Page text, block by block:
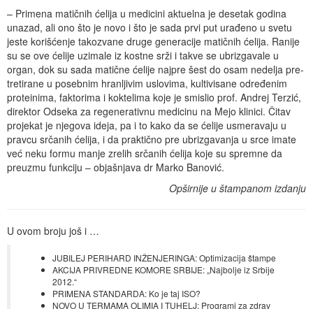
– Primena matičnih ćelija u medicini aktuelna je desetak godina
unazad, ali ono što je novo i što je sada prvi put urađeno u svetu
jeste korišćenje takozvane druge generacije matičnih ćelija. Ranije
su se ove ćelije uzimale iz kostne srži i takve se ubrizgavale u
organ, dok su sada matične ćelije najpre šest do osam nedelja pre-
tretirane u posebnim hranljivim uslovima, kultivisane određenim
proteinima, faktorima i koktelima koje je smislio prof. Andrej Terzić,
direktor Odseka za regenerativnu medicinu na Mejo klinici. Čitav
projekat je njegova ideja, pa i to kako da se ćelije usmeravaju u
pravcu srčanih ćelija, i da praktično pre ubrizgavanja u srce imate
već neku formu manje zrelih srčanih ćelija koje su spremne da
preuzmu funkciju – objašnjava dr Marko Banović.
Opširnije u štampanom izdanju
U ovom broju još i …
JUBILEJ PERIHARD INŽENJERINGA: Optimizacija štampe
AKCIJA PRIVREDNE KOMORE SRBIJE: „Najbolje iz Srbije
2012.“
PRIMENA STANDARDA: Ko je taj ISO?
NOVO U TERMAMA OLIMIA I TUHELJ: Programi za zdrav